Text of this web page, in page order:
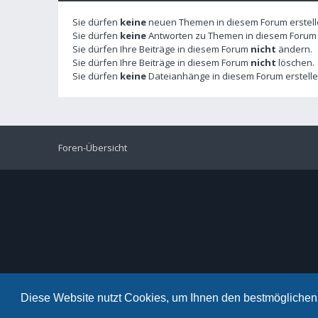
Diese Website nutzt Cookies, um Ihnen den
Sie dürfen keineneuen Themen in diesem Forum
Sie dürfen keineAntworten zu Themen in diesem
Sie dürfen Ihre Beiträge in diesem Forum nicht ändern.
Sie dürfen Ihre Beiträge in diesem Forum nicht löschen.
Sie dürfen keineDateianhänge in diesem Forum
Foren-Übersicht